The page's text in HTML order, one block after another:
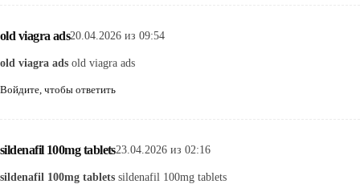
old viagra ads20.04.2026 из 09:54
old viagra ads old viagra ads
Войдите, чтобы ответить
sildenafil 100mg tablets23.04.2026 из 02:16
sildenafil 100mg tablets sildenafil 100mg tablets